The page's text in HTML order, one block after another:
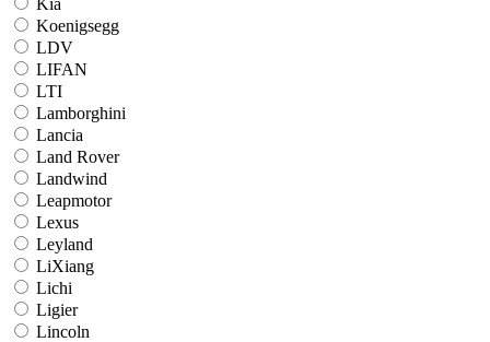
Koenigsegg
LDV
LIFAN
LTI
Lamborghini
Lancia
Land Rover
Landwind
Leapmotor
Lexus
Leyland
LiXiang
Lichi
Ligier
Lincoln